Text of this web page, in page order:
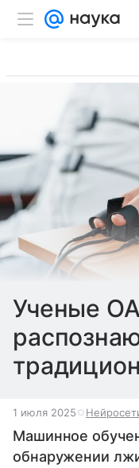
Ученые
1 июля 2025
Машинное
обнаружении